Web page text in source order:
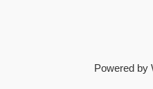
Powered by